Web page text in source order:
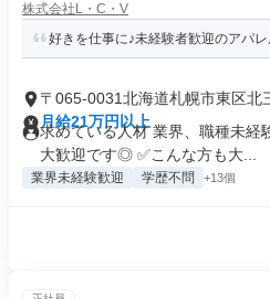
株式会社L・C・V
好きを仕事に♪未経験者歓迎のアパ
〒065-0031北海道札幌市東区北
月給21万円以上
求めている人材 業界、職種未経
大歓迎です◎ ✅こんな方も大...
業界未経験歓迎 学歴不問 +13個